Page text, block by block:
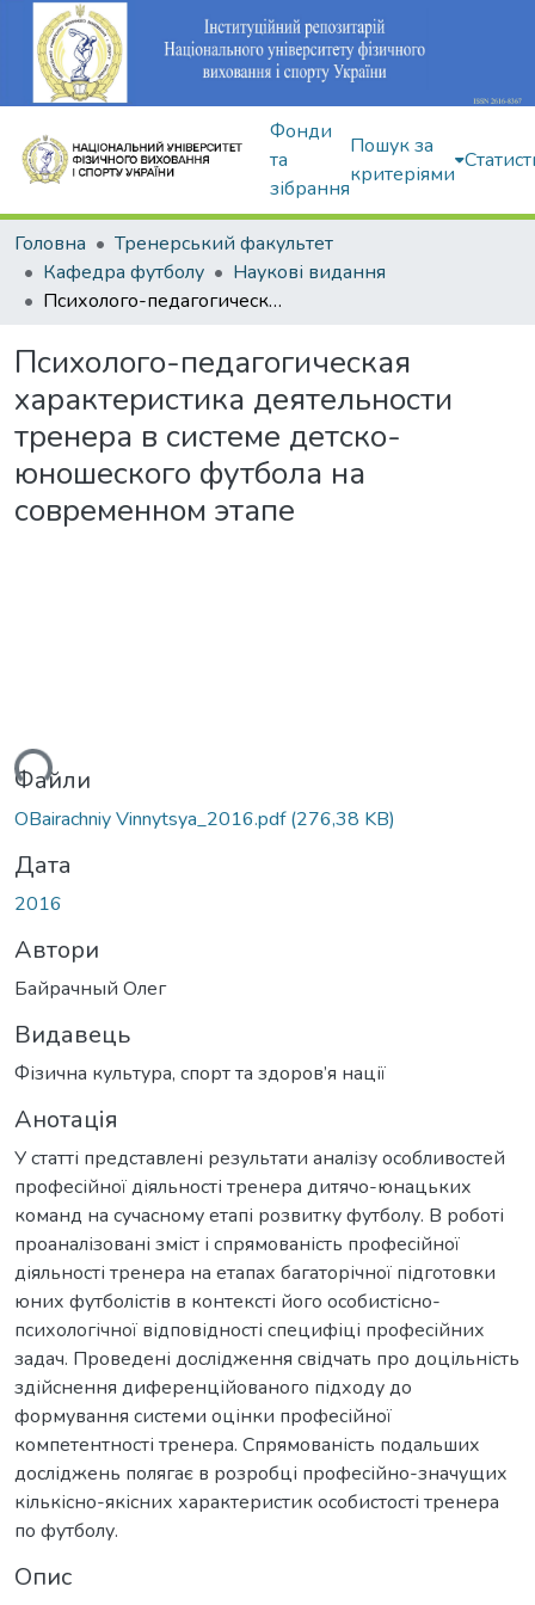
Фонди
та
зібрання
Пошук за
критеріями
Головна
Тренерський факультет
Кафедра футболу
Наукові видання
Психолого-педагогическая характеристика деятельности тренера в системе детско-юношеского футбола на современном этапе
Психолого-педагогическая
характеристика деятельности
тренера в системе детско-
юношеского футбола на
современном этапе
Файли
OBairachniy Vinnytsya_2016.pdf(276,38 KB)
Дата
2016
Автори
Байрачный Олег
Видавець
Фізична культура, спорт та здоров’я нації
Анотація
У статті представлені результати аналізу особливостей
професійної діяльності тренера дитячо-юнацьких
команд на сучасному етапі розвитку футболу. В роботі
проаналізовані зміст і спрямованість професійної
діяльності тренера на етапах багаторічної підготовки
юних футболістів в контексті його особистісно-
психологічної відповідності специфіці професійних
задач. Проведені дослідження свідчать про доцільність
здійснення диференційованого підходу до
формування системи оцінки професійної
компетентності тренера. Спрямованість подальших
досліджень полягає в розробці професійно-значущих
кількісно-якісних характеристик особистості тренера
по футболу.
Опис